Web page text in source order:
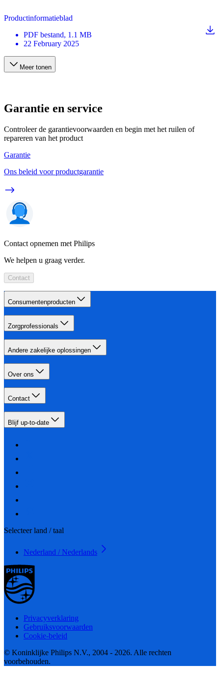
Productinformatieblad
PDF bestand, 1.1 MB
22 February 2025
Meer tonen
Garantie en service
Controleer de garantievoorwaarden en begin met het ruilen of
repareren van het product
Garantie
Ons beleid voor productgarantie
Contact opnemen met Philips
We helpen u graag verder.
Contact
Consumentenproducten
Zorgprofessionals
Andere zakelijke oplossingen
Over ons
Contact
Blijf up-to-date
Selecteer land / taal
Nederland / Nederlands
Privacyverklaring
Gebruiksvoorwaarden
Cookie-beleid
© Koninklijke Philips N.V., 2004 - 2026. Alle rechten
voorbehouden.